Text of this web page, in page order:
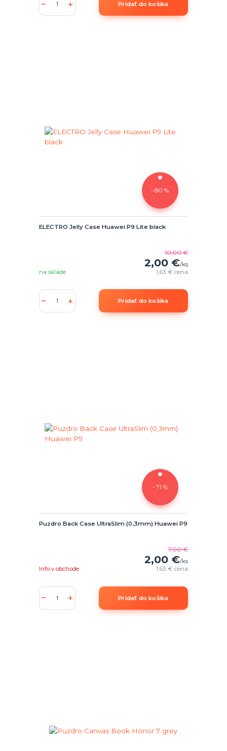
Pridať do košíka
- 80 %
ELECTRO Jelly Case Huawei P9 Lite black
10,00 €
2,00 €/ks
1,63 €cena
na sklade
Pridať do košíka
- 71 %
Puzdro Back Case UltraSlim (0,3mm) Huawei P9
7,00 €
2,00 €/ks
1,63 €cena
Info v obchode
Pridať do košíka